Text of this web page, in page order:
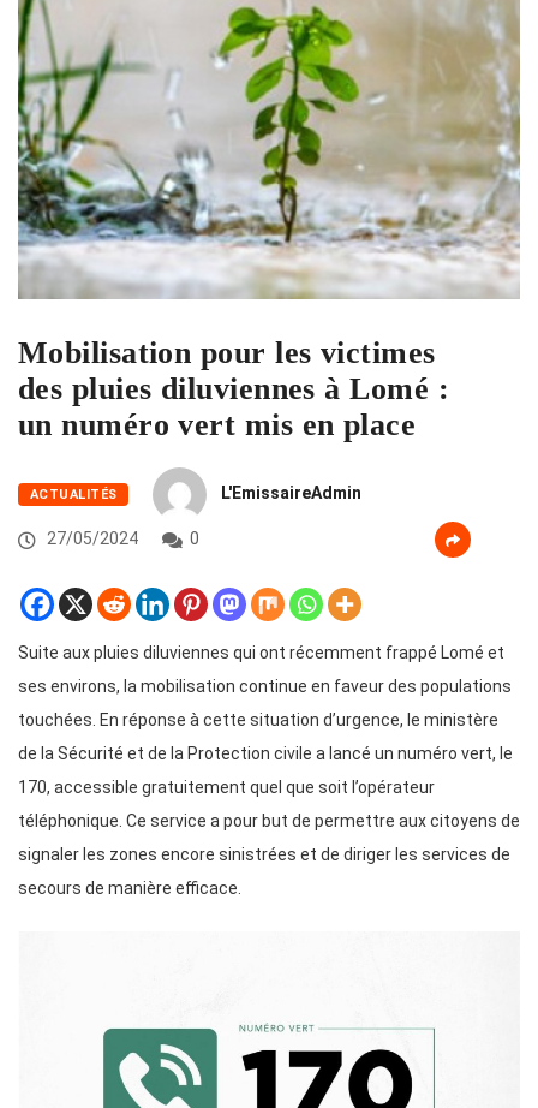
Mobilisation pour les victimes
des pluies diluviennes à Lomé :
un numéro vert mis en place
ACTUALITÉS L'EmissaireAdmin
27/05/2024 0
Suite aux pluies diluviennes qui ont récemment frappé Lomé et
ses environs, la mobilisation continue en faveur des populations
touchées. En réponse à cette situation d’urgence, le ministère
de la Sécurité et de la Protection civile a lancé un numéro vert, le
170, accessible gratuitement quel que soit l’opérateur
téléphonique. Ce service a pour but de permettre aux citoyens de
signaler les zones encore sinistrées et de diriger les services de
secours de manière efficace.